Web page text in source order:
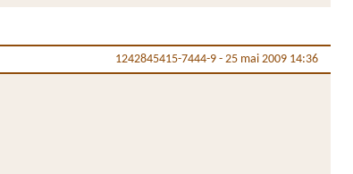
1242845415-7444-9 - 25 mai 2009 14:36